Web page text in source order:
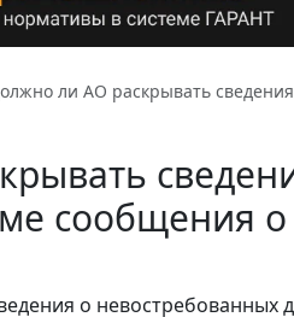
ли АО раскрывать
сообщения о